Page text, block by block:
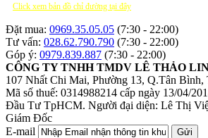
Click xem bản đồ chỉ đường tại đây
Đặt mua: 0969.35.05.05 (7:30 - 22:00)
Tư vấn: 028.62.790.790 (7:30 - 22:00)
Góp ý: 0979.839.887 (7:30 - 22:00)
CÔNG TY TNHH TMDV LÊ THẢO
107 Nhất Chi Mai, Phường 13, Q.Tân
Mã số thuế: 0314988214 cấp ngày 13/04/
Đầu Tư TpHCM. Người đại diện: Lê Thị
Giám Đốc
E-mail
Gửi